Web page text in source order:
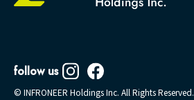
follow us
© INFRONEER Holdings Inc. All Rights Reserved.